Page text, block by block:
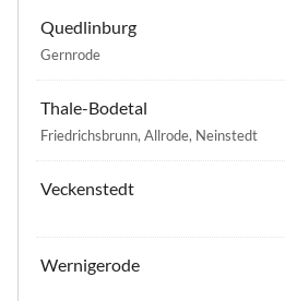
Quedlinburg
Gernrode
Thale-Bodetal
Friedrichsbrunn, Allrode, Neinstedt
Veckenstedt
Wernigerode